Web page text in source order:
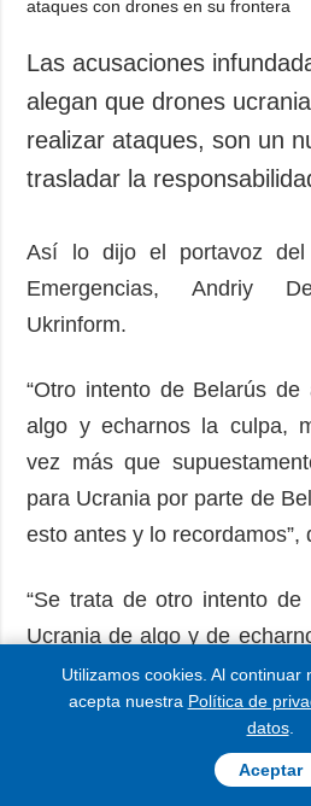
Las acusaciones
alegan que drones
realizar ataques, son un
trasladar la
Así lo dijo el portavoz del
Emergencias, Andriy
Ukrinform.
“Otro intento de Belarús
algo y echarnos la culpa,
vez más que
para Ucrania por parte de
esto antes y lo recordamos”,
“Se trata de otro intento
Ucrania de algo y de
que vuelve a afirmar que,
no representa ninguna
hemos visto esto antes y lo
Utilizamos cookies. Al continuar
acepta nuestra Política de
datos.
Aceptar